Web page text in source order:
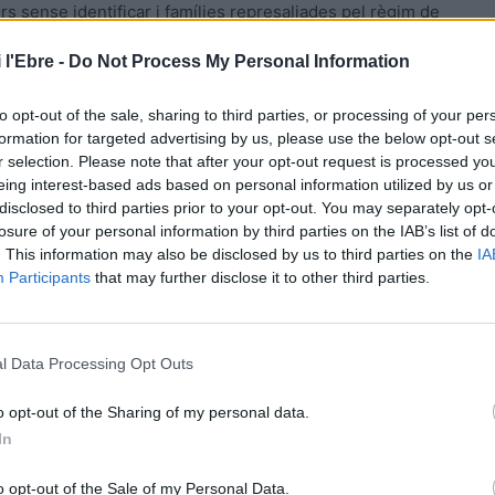
l'Ebre - Do Not Process My Personal Information
opt-out of the sale, sharing to third parties, or processing of your
for targeted advertising by us, please use the below opt-out
selection. Please note that after your opt-out request is processed
interest-based ads based on personal information utilized by us
to third parties prior to your opt-out. You may separately
of your personal information by third parties on the IAB’s list of
This information may also be disclosed by us to third parties on the
Participants that may further disclose it to other third parties.
Data Processing Opt Outs
opt-out of the Sharing of my personal data.
opt-out of the Sale of my Personal Data.
sense identificar i famílies represaliades pel règim de
amb reinterpretacions i lectures “neutres” un fet
un monument franquista sense negar que
la coherència” del monument, una coherència
“tot el quadre” preservant, a la vegada, aquest
No soc favorable de retirar el monument i
tampoc veig factible la ciutat museu per molt que
o forma de fer-ho crec que “cal aprendre dels que
la millor solució, la més adient.
sunt servanda) el monument desapareix del lloc
per contra, preval la idea de deixar-lo al lloc que ara
seves faules, petites càpsules de saviesa. Una de
diu allò de: “Encara que es vesteixi de